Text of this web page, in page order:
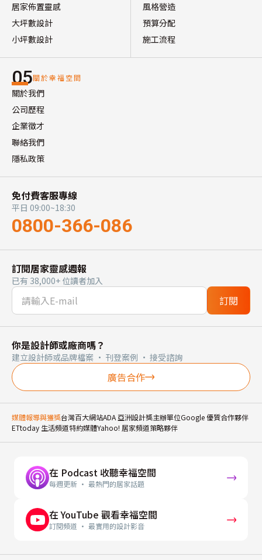
居家佈置靈感
大坪數設計
小坪數設計
風格營造
預算分配
施工流程
05關於幸福空間
關於我們
公司歷程
企業徵才
聯絡我們
隱私政策
免付費客服專線
平日 09:00~18:30
0800-366-086
訂閱居家靈感週報
已有 38,000+ 位讀者加入
訂閱
你是設計師或廠商嗎？
建立設計師或品牌檔案 · 刊登案例 · 接受諮詢
廣告合作
媒體報導與獲獎台灣百大網站ADA 亞洲設計獎主辦單位Google 優質合作夥伴
ETtoday 生活頻道特約媒體Yahoo! 居家頻道策略夥伴
在 Podcast 收聽幸福空間
每週更新 · 最熱門的居家話題
在 YouTube 觀看幸福空間
訂閱頻道 · 最實用的設計影音